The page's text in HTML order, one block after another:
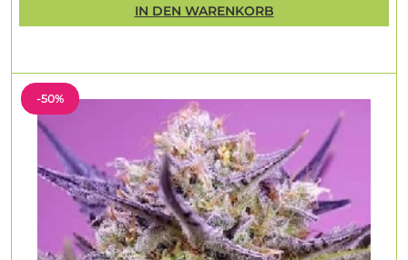
-50%
IN DEN WARENKORB